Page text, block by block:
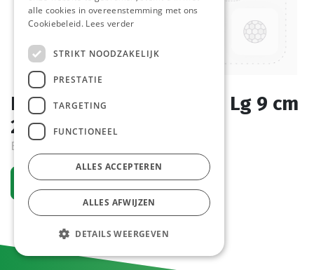
Druppelvangers Ivoor 6 Lg 9 cm
250 st
Bestelartikel
Vraag een account aan
alle cookies in overeenstemming met ons
Cookiebeleid. Lees verder
STRIKT NOODZAKELIJK
PRESTATIE
TARGETING
FUNCTIONEEL
ALLES ACCEPTEREN
ALLES AFWIJZEN
DETAILS WEERGEVEN